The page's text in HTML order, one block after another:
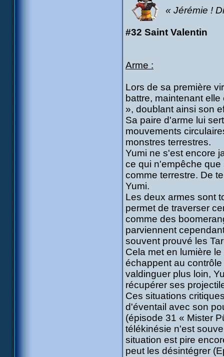
« Jérémie !
#32 Saint Valentin
Arme :
Lors de sa première
battre, maintenant
», doublant ainsi son
Sa paire d'arme lui
mouvements
monstres terrestres.
Yumi ne s'est encore
ce qui n'empêche
comme terrestre. De
Yumi.
Les deux armes sont
permet de traverser
comme des
parviennent
souvent prouvé les
Cela met en lumière
échappent au
valdinguer plus loin,
récupérer ses
Ces situations
d'éventail avec son
(épisode 31 « Mister
télékinésie n'est
situation est pire
peut les désintégrer